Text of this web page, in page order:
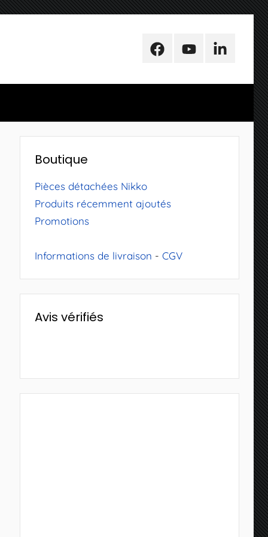
FacebookYoutubeLinkedIn
Boutique
Pièces détachées Nikko
Produits récemment ajoutés
Promotions
Informations de livraison - CGV
Avis vérifiés